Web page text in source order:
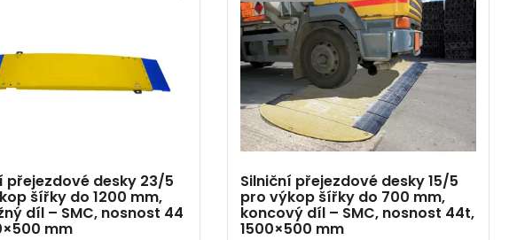
přejezdové desky 23/5
šířky do 1200 mm,
díl – SMC, nosnost 44
mm
Silniční přejezdové desky 15/5
pro výkop šířky do 700 mm,
koncový díl – SMC, nosnost 44t,
1500×500 mm